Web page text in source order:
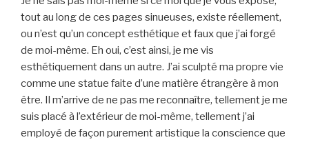
tout au long de ces pages sinueuses, existe réellement,
ou n’est qu’un concept esthétique et faux que j’ai forgé
de moi-même. Eh oui, c’est ainsi, je me vis
esthétiquement dans un autre. J’ai sculpté ma propre vie
comme une statue faite d’une matière étrangère à mon
être. Il m’arrive de ne pas me reconnaître, tellement je me
suis placé à l’extérieur de moi-même, tellement j’ai
employé de façon purement artistique la conscience que